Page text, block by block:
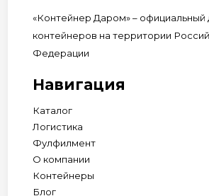
«Контейнер Даром» – официальный
контейнеров на территории
Федерации
Навигация
Каталог
Логистика
Фулфилмент
О компании
Контейнеры
Блог